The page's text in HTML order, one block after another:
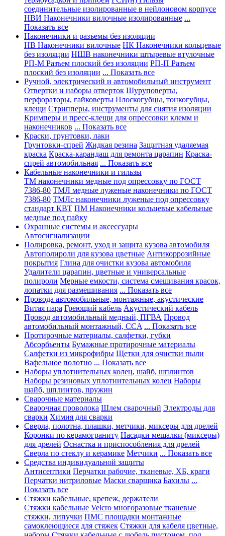
соединительные изолированные в нейлоновом корпусе
НВИ Наконечники вилочные изолированные ...
Показать все
Наконечники и разъемы без изоляции
НВ Наконечники вилочные НК Наконечники кольцевые
без изоляции НШВ наконечники штыревые втулочные
РП-М Разъем плоский без изоляции РП-П Разъем
плоский без изоляции ... Показать все
Ручной, электрический и автомобильный инструмент
Отвертки и наборы отверток Шуруповерты,
перфораторы, гайковерты Плоскогубцы, тонкогубцы,
клещи Стрипперы, инструменты для снятия изоляции
Кримперы и пресс-клещи для опрессовки клемм и
наконечников ... Показать все
Краски, грунтовки, лаки
Грунтовки-спрей Жидкая резина Защитная удаляемая
краска Краска-карандаш для ремонта царапин Краска-
спрей автомобильная ... Показать все
Кабельные наконечники и гильзы
ТМ наконечники медные под опрессовку по ГОСТ
7386-80 ТМЛ медные луженые наконечники по ГОСТ
7386-80 ТМЛс наконечники луженые под опрессовку
стандарт КВТ ПМ Наконечники кольцевые кабельные
медные под пайку
Охранные системы и аксессуары
Автосигнализации
Полировка, ремонт, уход и защита кузова автомобиля
Автополироли для кузова цветные Антикоррозийные
покрытия Глина для очистки кузова автомобиля
Удалители царапин, цветные и универсальные
полироли Мерные емкости, система смешивания красок,
лопатки для размешивания ... Показать все
Провода автомобильные, монтажные, акустические
Витая пара Греющий кабель Акустический кабель
Провод автомобильный медный, ПГВА Провод
автомобильный монтажный, CCA ... Показать все
Протирочные материалы, салфетки, губки
Абсорбьенты Бумажные протирочные материалы
Салфетки из микрофибры Щетки для очистки пыли
Вафельное полотно ... Показать все
Наборы уплотнительных колец, шайб, шплинтов
Наборы резиновых уплотнительных колец Наборы
шайб, шплинтов, пружин
Сварочные материалы
Сварочная проволока Шлем сварочный Электроды для
сварки Химия для сварки
Сверла, полотна, плашки, метчики, миксеры для дрелей
Коронки по керамограниту Насадки мешалки (миксеры)
для дрелей Оснастка и приспособления для дрелей
Сверла по стеклу и керамике Метчики ... Показать все
Средства индивидуальной защиты
Антисептики Перчатки рабочие, тканевые, ХБ, краги
Перчатки нитриловые Маски сварщика Бахилы ...
Показать все
Стяжки кабельные, крепеж, держатели
Стяжки кабельные Velcro многоразовые тканевые
стяжки, липучки ПМС площадки монтажные
самоклеющиеся для стяжек Стяжки для кабеля цветные,